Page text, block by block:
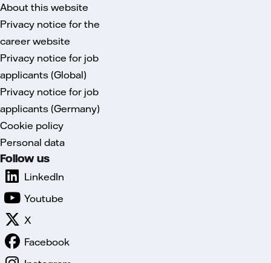
About this website
Privacy notice for the
career website
Privacy notice for job
applicants (Global)
Privacy notice for job
applicants (Germany)
Cookie policy
Personal data
Follow us
LinkedIn
Youtube
X
Facebook